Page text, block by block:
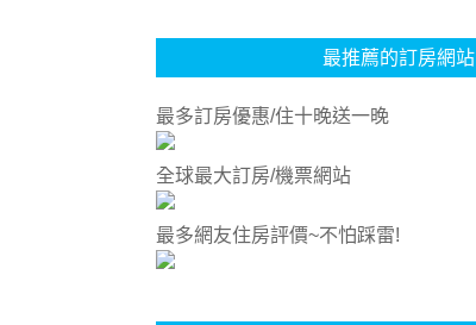
最推薦的訂房網站
最多訂房優惠/住十晚送一晚
全球最大訂房/機票網站
最多網友住房評價~不怕踩雷!